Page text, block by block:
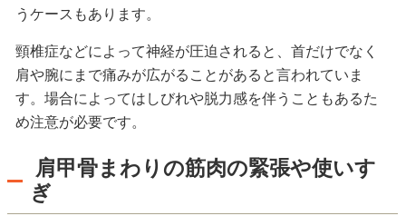
うケースもあります。
頸椎症などによって神経が圧迫されると、首だけでなく
肩や腕にまで痛みが広がることがあると言われていま
す。場合によってはしびれや脱力感を伴うこともあるた
め注意が必要です。
肩甲骨まわりの筋肉の緊張や使いす
ぎ